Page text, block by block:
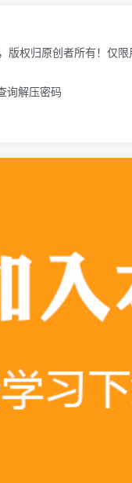
权归原创者所有！仅
询解压密码